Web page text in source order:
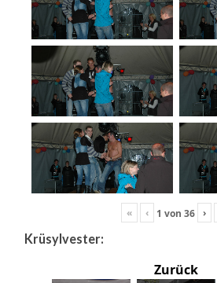
« ‹ 1 von36 ›
Krüsylvester:
Zurück